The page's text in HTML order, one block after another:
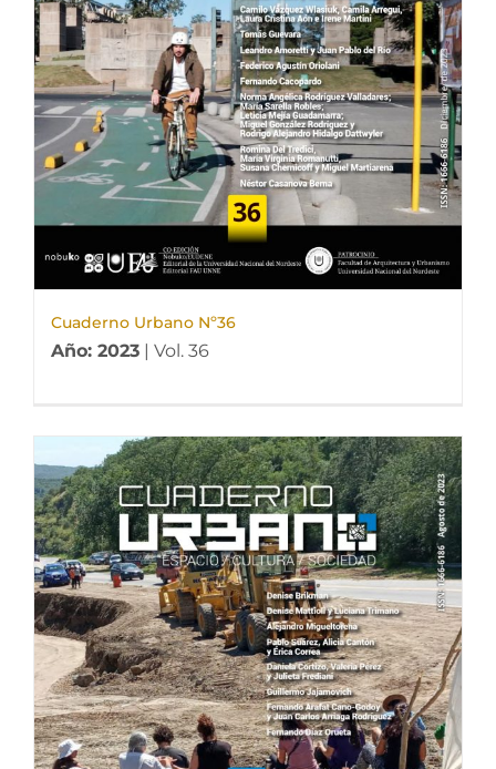
Cuaderno Urbano Nº36
Año: 2023 | Vol. 36